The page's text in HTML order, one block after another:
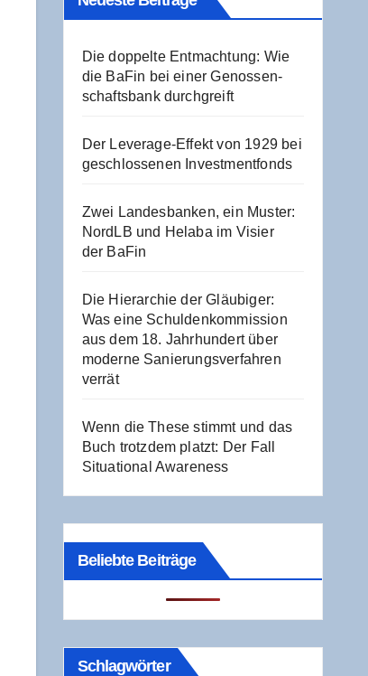
Die dop­pel­te Ent­mach­tung: Wie
die BaFin bei einer Genos­sen­
schafts­bank durchgreift
Der Levera­ge-Effekt von 1929 bei
geschlos­se­nen Investmentfonds
Zwei Lan­des­ban­ken, ein Mus­ter:
NordLB und Hela­ba im Visier
der BaFin
Die Hier­ar­chie der Gläu­bi­ger:
Was eine Schul­den­kom­mis­si­on
aus dem 18. Jahr­hun­dert über
moder­ne Sanie­rungs­ver­fah­ren
verrät
Wenn die The­se stimmt und das
Buch trotz­dem platzt: Der Fall
Situa­tio­nal Awareness
Beliebte Beiträge
Schlag­wör­ter